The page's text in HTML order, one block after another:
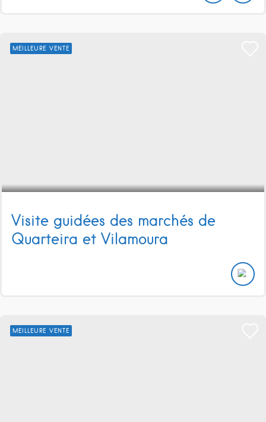
MEILLEURE VENTE
Visite guidées des marchés de
Quarteira et Vilamoura
MEILLEURE VENTE